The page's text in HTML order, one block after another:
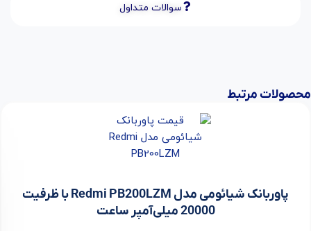
سوالات متداول
محصولات مرتبط
پاوربانک شیائومی مدل Redmi PB200LZM با ظرفیت
20000 میلی‌آمپر ساعت